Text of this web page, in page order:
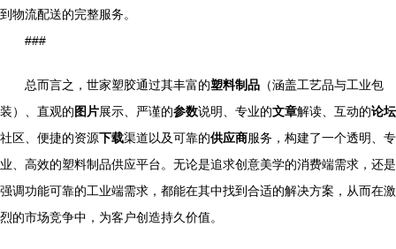
到物流配送的完整服务。
###
总而言之，世家塑胶通过其丰富的塑料制品 （涵盖工艺品与工业包
装）、直观的图片展示、严谨的参数说明、专业的文章解读、互动的论坛
社区、便捷的资源下载渠道以及可靠的供应商服务，构建了一个透明、专
业、高效的塑料制品供应平台。无论是追求创意美学的消费端需求，还是
强调功能可靠的工业端需求，都能在其中找到合适的解决方案，从而在激
烈的市场竞争中，为客户创造持久价值。